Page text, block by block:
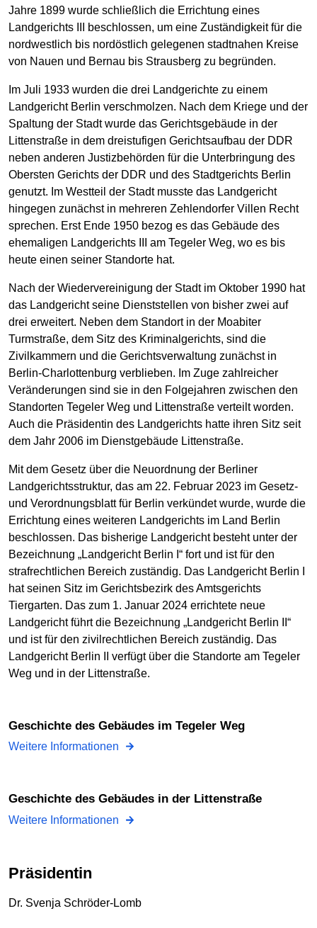
Jahre 1899 wurde schließlich die Errichtung eines
Landgerichts III beschlossen, um eine Zuständigkeit für die
nordwestlich bis nordöstlich gelegenen stadtnahen Kreise
von Nauen und Bernau bis Strausberg zu begründen.
Im Juli 1933 wurden die drei Landgerichte zu einem
Landgericht Berlin verschmolzen. Nach dem Kriege und der
Spaltung der Stadt wurde das Gerichtsgebäude in der
Littenstraße in dem dreistufigen Gerichtsaufbau der DDR
neben anderen Justizbehörden für die Unterbringung des
Obersten Gerichts der DDR und des Stadtgerichts Berlin
genutzt. Im Westteil der Stadt musste das Landgericht
hingegen zunächst in mehreren Zehlendorfer Villen Recht
sprechen. Erst Ende 1950 bezog es das Gebäude des
ehemaligen Landgerichts III am Tegeler Weg, wo es bis
heute einen seiner Standorte hat.
Nach der Wiedervereinigung der Stadt im Oktober 1990 hat
das Landgericht seine Dienststellen von bisher zwei auf
drei erweitert. Neben dem Standort in der Moabiter
Turmstraße, dem Sitz des Kriminalgerichts, sind die
Zivilkammern und die Gerichtsverwaltung zunächst in
Berlin-Charlottenburg verblieben. Im Zuge zahlreicher
Veränderungen sind sie in den Folgejahren zwischen den
Standorten Tegeler Weg und Littenstraße verteilt worden.
Auch die Präsidentin des Landgerichts hatte ihren Sitz seit
dem Jahr 2006 im Dienstgebäude Littenstraße.
Mit dem Gesetz über die Neuordnung der Berliner
Landgerichtsstruktur, das am 22. Februar 2023 im Gesetz-
und Verordnungsblatt für Berlin verkündet wurde, wurde die
Errichtung eines weiteren Landgerichts im Land Berlin
beschlossen. Das bisherige Landgericht besteht unter der
Bezeichnung „Landgericht Berlin I“ fort und ist für den
strafrechtlichen Bereich zuständig. Das Landgericht Berlin I
hat seinen Sitz im Gerichtsbezirk des Amtsgerichts
Tiergarten. Das zum 1. Januar 2024 errichtete neue
Landgericht führt die Bezeichnung „Landgericht Berlin II“
und ist für den zivilrechtlichen Bereich zuständig. Das
Landgericht Berlin II verfügt über die Standorte am Tegeler
Weg und in der Littenstraße.
Geschichte des Gebäudes im Tegeler Weg
Weitere Informationen
Geschichte des Gebäudes in der Littenstraße
Weitere Informationen
Präsidentin
Dr. Svenja Schröder-Lomb